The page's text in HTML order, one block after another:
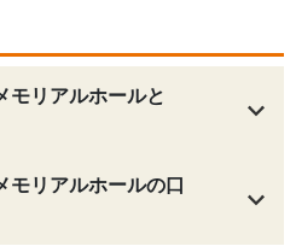
モリアルホールと
モリアルホールの口